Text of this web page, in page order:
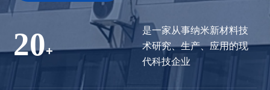
20+
是一家从事纳米新材料技
术研究、生产、应用的现
代科技企业